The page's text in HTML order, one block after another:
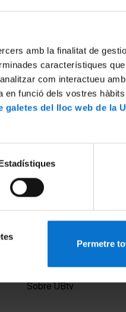
amb la finalitat de
característiques
com interactueu
en funció dels vostres
galetes del lloc web de la
Permetre
PEU 2
Privadesa i termes
Sobre UBtv